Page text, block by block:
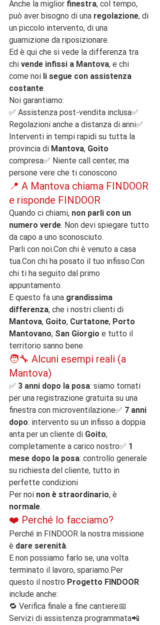
Anche la miglior finestra, col tempo,
può aver bisogno di una regolazione, di
un piccolo intervento, di una
guarnizione da riposizionare.
Ed è qui che si vede la differenza tra
chi vende infissi a Mantova, e chi
come noi li segue con assistenza
costante.
Noi garantiamo:
✅ Assistenza post-vendita inclusa✅
Regolazioni anche a distanza di anni✅
Interventi in tempi rapidi su tutta la
provincia di Mantova, Goito
compresa✅ Niente call center, ma
persone vere che ti conoscono
📍 A Mantova chiama FINDOOR
e risponde FINDOOR
Quando ci chiami, non parli con un
numero verde. Non devi spiegare tutto
da capo a uno sconosciuto.
Parli con noi.Con chi è venuto a casa
tua.Con chi ha posato il tuo infisso.Con
chi ti ha seguito dal primo
appuntamento.
E questo fa una grandissima
differenza, che i nostri clienti di
Mantova, Goito, Curtatone, Porto
Mantovano, San Giorgio e tutto il
territorio sanno bene.
🧑‍🔧 Alcuni esempi reali (a
Mantova)
✅ 3 anni dopo la posa: siamo tornati
per una registrazione gratuita su una
finestra con microventilazione✅ 7 anni
dopo: intervento su un infisso a doppia
anta per un cliente di Goito,
completamente a carico nostro✅ 1
mese dopo la posa: controllo generale
su richiesta del cliente, tutto in
perfette condizioni
Per noi non è straordinario, è
normale.
❤️ Perché lo facciamo?
Perché in FINDOOR la nostra missione
è dare serenità.
E non possiamo farlo se, una volta
terminato il lavoro, spariamo.Per
questo il nostro Progetto FINDOOR
include anche:
🔁 Verifica finale a fine cantiere📅
Servizi di assistenza programmata📲